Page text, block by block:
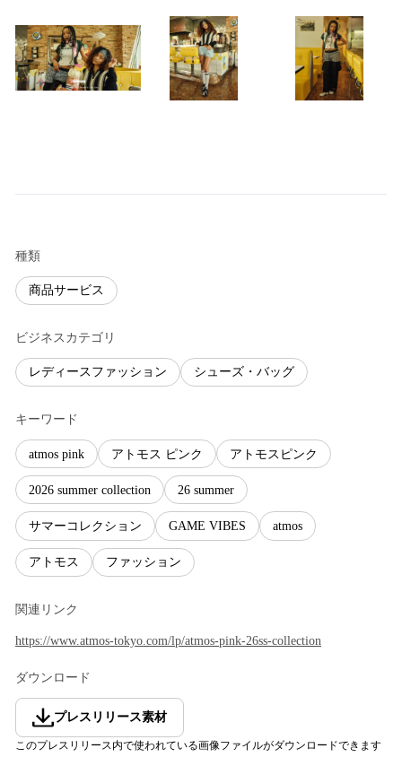
種類
商品サービス
ビジネスカテゴリ
レディースファッション シューズ・バッグ
キーワード
atmos pink アトモス ピンク アトモスピンク
2026 summer collection 26 summer
サマーコレクション GAME VIBES atmos
アトモス ファッション
関連リンク
https://www.atmos-tokyo.com/lp/atmos-pink-26ss-collection
ダウンロード
プレスリリース素材
このプレスリリース内で使われている画像ファイルがダウンロードできます